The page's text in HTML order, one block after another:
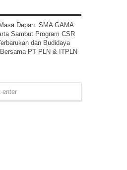
Depan: SMA GAMA
Sambut Program CSR
dan Budidaya
PT PLN & ITPLN